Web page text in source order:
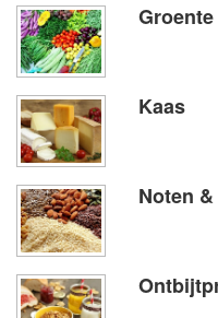
Groente
Kaas
Noten